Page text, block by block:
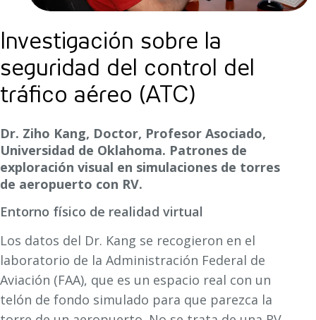
Investigación sobre la
seguridad del control del
tráfico aéreo (ATC)
Dr. Ziho Kang, Doctor, Profesor Asociado,
Universidad de Oklahoma. Patrones de
exploración visual en simulaciones de torres
de aeropuerto con RV.
Entorno físico de realidad virtual
Los datos del Dr. Kang se recogieron en el
laboratorio de la Administración Federal de
Aviación (FAA), que es un espacio real con un
telón de fondo simulado para que parezca la